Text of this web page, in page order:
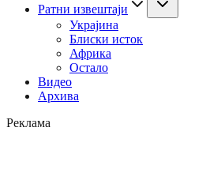
Ратни извештаји
Украјина
Блиски исток
Африка
Остало
Видео
Архива
Реклама